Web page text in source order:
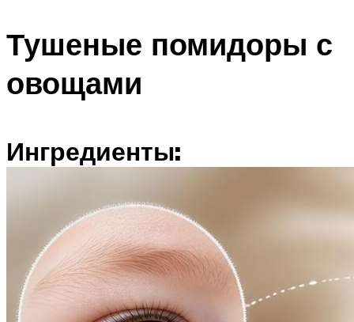
Тушеные помидоры с
овощами
Ингредиенты: